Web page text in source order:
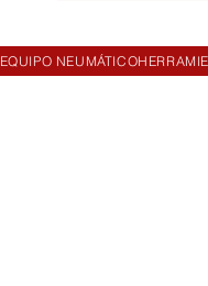
EQUIPO NEUMÁTICO